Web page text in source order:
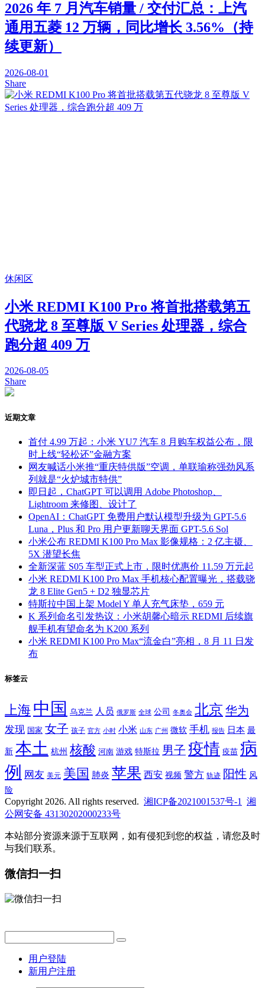
2026 年 7 月汽车销量 / 交付汇总：上汽
通用五菱 12 万辆，同比增长 3.56%（持
续更新）
2026-08-01
Share
休闲区
小米 REDMI K100 Pro 将首批搭载第五
代骁龙 8 至尊版 V Series 处理器，综合
跑分超 409 万
2026-08-05
Share
近期文章
首付 4.99 万起：小米 YU7 汽车 8 月购车权益公布，限
时上线“轻松还”金融方案
网友喊话小米推“重庆特供版”空调，单联瑜称强劲风系
列就是“火炉城市特供”
即日起，ChatGPT 可以调用 Adobe Photoshop、
Lightroom 来修图、设计了
OpenAI：ChatGPT 免费用户默认模型升级为 GPT-5.6
Luna，Plus 和 Pro 用户更新聊天界面 GPT-5.6 Sol
小米公布 REDMI K100 Pro Max 影像规格：2 亿主摄、
5X 潜望长焦
全新深蓝 S05 车型正式上市，限时优惠价 11.59 万元起
小米 REDMI K100 Pro Max 手机核心配置曝光，搭载骁
龙 8 Elite Gen5 + D2 独显芯片
特斯拉中国上架 Model Y 单人充气床垫，659 元
K 系列命名引发热议：小米胡馨心暗示 REDMI 后续旗
舰手机有望命名为 K200 系列
小米 REDMI K100 Pro Max“流金白”亮相，8 月 11 日发
布
标签云
上海 中国 乌克兰 人员 俄罗斯 全球 公司 冬奥会 北京 华为
发现 国家 女子 孩子 官方 小时 小米 山东 广州 微软 手机 报告 日本 最
新 本土 杭州 核酸 河南 游戏 特斯拉 男子 疫情 疫苗 病
例
网友 美元 美国 肺炎 苹果 西安 视频 警方 轨迹 阳性 风
险
Copyright 2026. All rights reserved. 湘ICP备2021001537号-1
湘
公网安备 43130202000233号
本站部分资源来源于互联网，如有侵犯到您的权益，请您及时
与我们联系。
微信扫一扫
用户登陆
新用户注册